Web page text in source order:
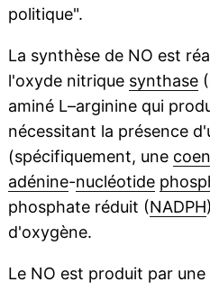
politique".
La synthèse de NO est
l'oxyde nitrique synthase
aminé L–arginine qui
nécessitant la présence
(spécifiquement, une
adénine-nucléotide
phosphate réduit (NADPH
d'oxygène.
Le NO est produit par